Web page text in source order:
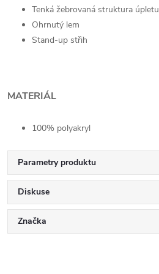
Tenká žebrovaná struktura úpletu
Ohrnutý lem
Stand-up střih
MATERIÁL
100% polyakryl
Parametry produktu
Diskuse
Značka